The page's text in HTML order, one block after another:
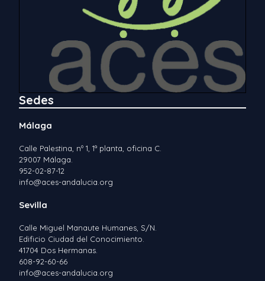
Sedes
Málaga
Calle Palestina, nº 1, 1ª planta, oficina C.
29007 Málaga.
952-02-87-12
info@aces-andalucia.org
Sevilla
Calle Miguel Manaute Humanes, S/N.
Edificio Ciudad del Conocimiento.
41704 Dos Hermanas.
608-92-60-66
info@aces-andalucia.org